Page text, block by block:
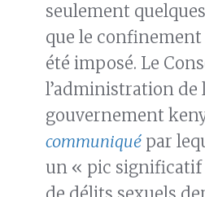
seulement
que le
été imposé. Le
l’administration de
gouvernement
communiqué par
un « pic